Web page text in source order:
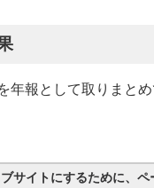
年報として取りまとめ
サイトにするために、